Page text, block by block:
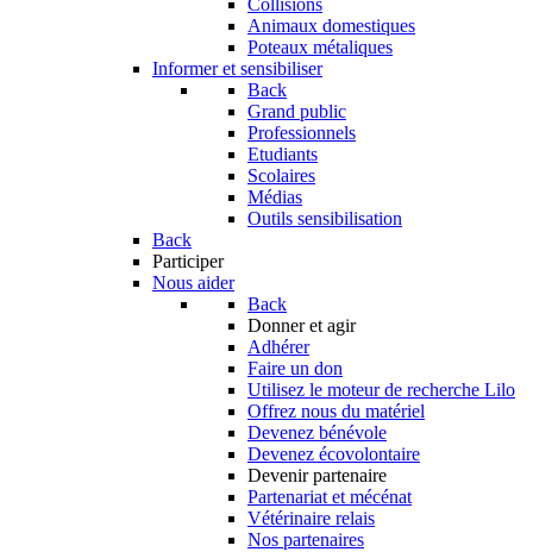
Collisions
Animaux domestiques
Poteaux métaliques
Informer et sensibiliser
Back
Grand public
Professionnels
Etudiants
Scolaires
Médias
Outils sensibilisation
Back
Participer
Nous aider
Back
Donner et agir
Adhérer
Faire un don
Utilisez le moteur de recherche Lilo
Offrez nous du matériel
Devenez bénévole
Devenez écovolontaire
Devenir partenaire
Partenariat et mécénat
Vétérinaire relais
Nos partenaires